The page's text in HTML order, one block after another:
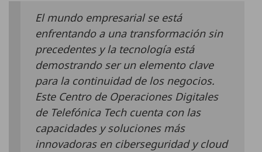
El mundo empresarial se está
enfrentando a una transformación sin
precedentes y la tecnología está
demostrando ser un elemento clave
para la continuidad de los negocios.
Este Centro de Operaciones Digitales
de Telefónica Tech cuenta con las
capacidades y soluciones más
innovadoras en ciberseguridad y cloud